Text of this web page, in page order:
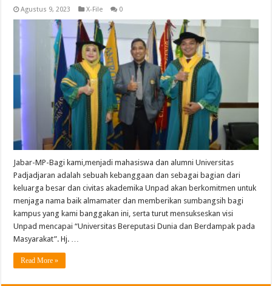
Agustus 9, 2023 X-File 0
Jabar-MP-Bagi kami,menjadi mahasiswa dan alumni Universitas
Padjadjaran adalah sebuah kebanggaan dan sebagai bagian dari
keluarga besar dan civitas akademika Unpad akan berkomitmen untuk
menjaga nama baik almamater dan memberikan sumbangsih bagi
kampus yang kami banggakan ini, serta turut mensukseskan visi
Unpad mencapai “Universitas Bereputasi Dunia dan Berdampak pada
Masyarakat”. Hj. …
Read More »